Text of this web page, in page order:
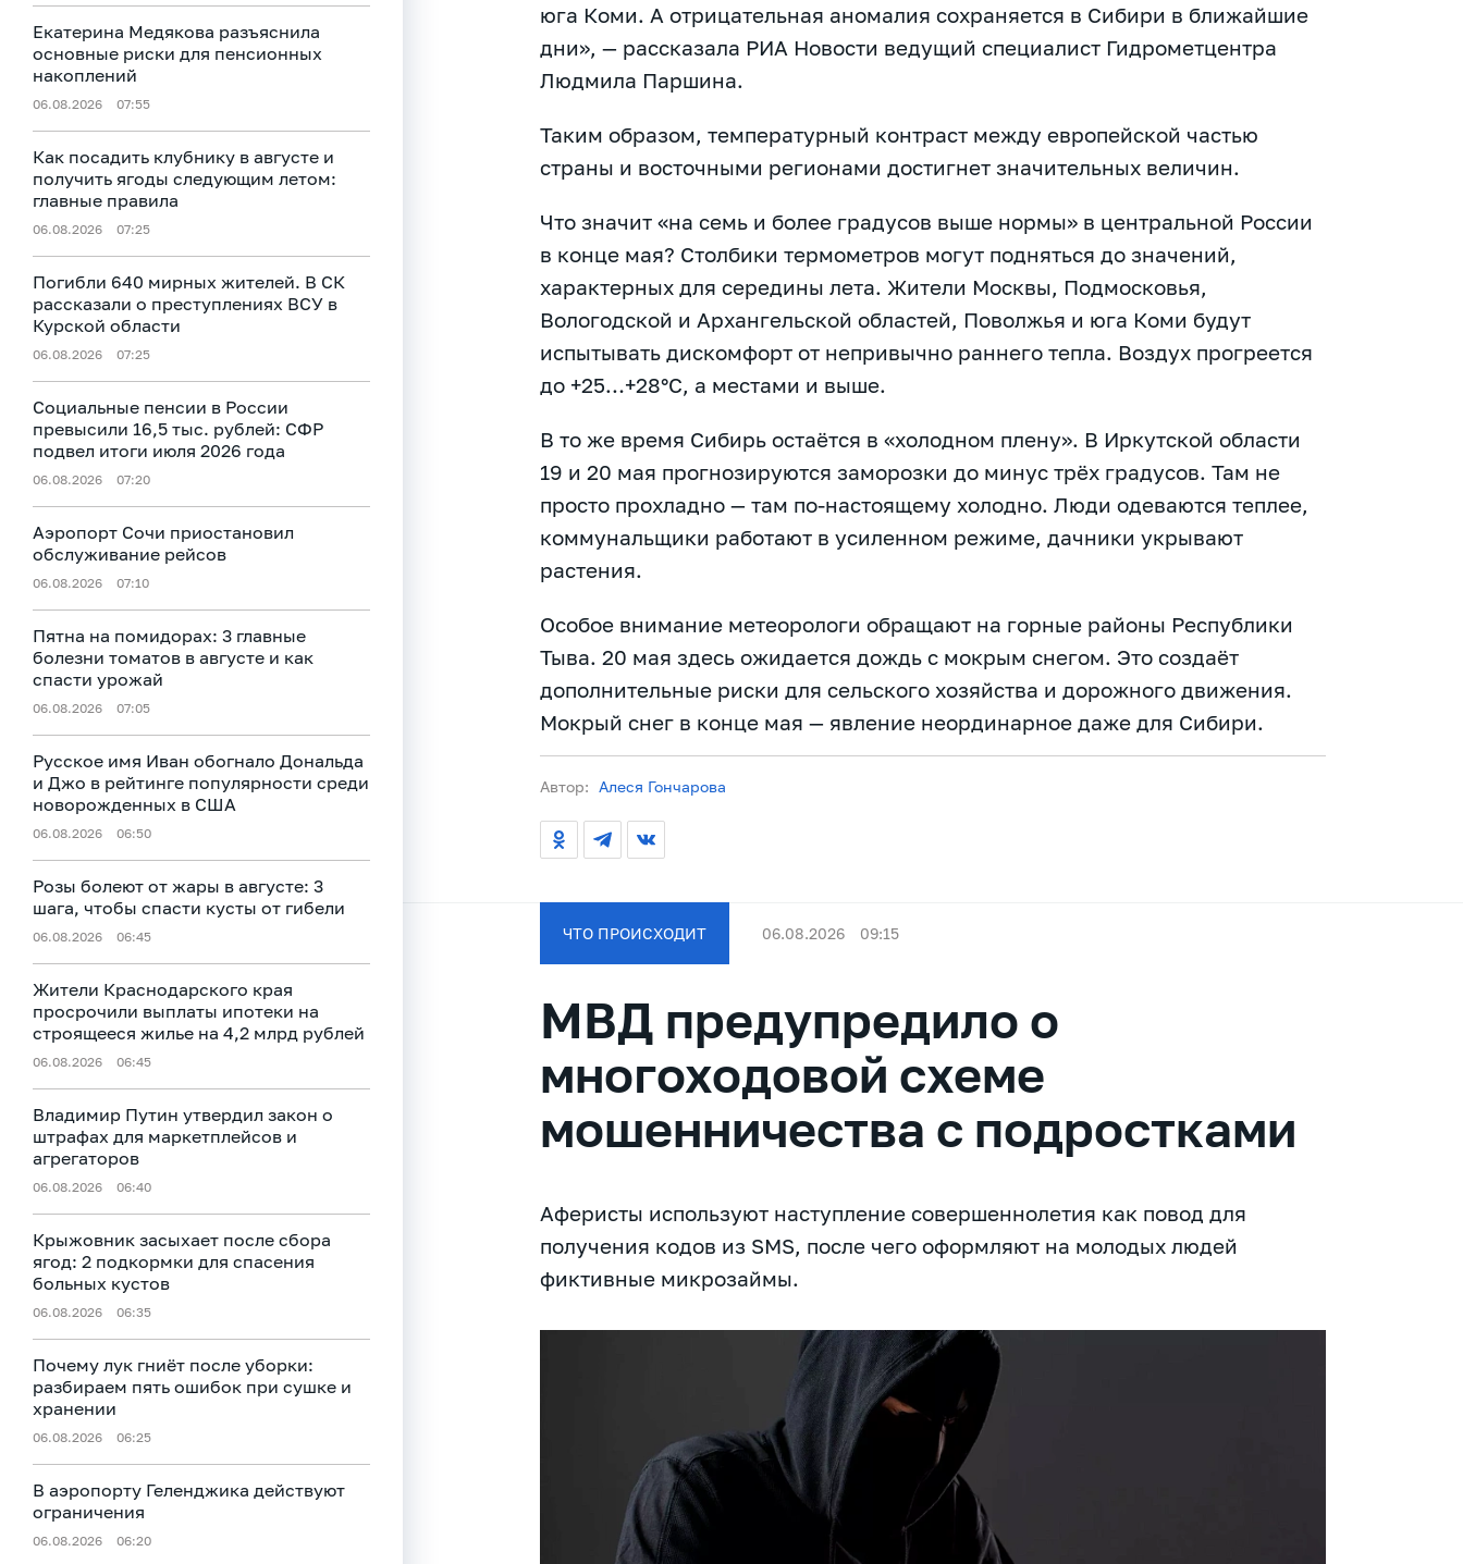
Екатерина Медякова разъяснила
основные риски для пенсионных
накоплений
06.08.2026 07:55
Как посадить клубнику в августе и
получить ягоды следующим летом:
главные правила
06.08.2026 07:25
Погибли 640 мирных жителей. В СК
рассказали о преступлениях ВСУ в
Курской области
06.08.2026 07:25
Социальные пенсии в России
превысили 16,5 тыс. рублей: СФР
подвел итоги июля 2026 года
06.08.2026 07:20
Аэропорт Сочи приостановил
обслуживание рейсов
06.08.2026 07:10
Пятна на помидорах: 3 главные
болезни томатов в августе и как
спасти урожай
06.08.2026 07:05
Русское имя Иван обогнало Дональда
и Джо в рейтинге популярности среди
новорожденных в США
06.08.2026 06:50
Розы болеют от жары в августе: 3
шага, чтобы спасти кусты от гибели
06.08.2026 06:45
Жители Краснодарского края
просрочили выплаты ипотеки на
строящееся жилье на 4,2 млрд рублей
06.08.2026 06:45
Владимир Путин утвердил закон о
штрафах для маркетплейсов и
агрегаторов
06.08.2026 06:40
Крыжовник засыхает после сбора
ягод: 2 подкормки для спасения
больных кустов
06.08.2026 06:35
Почему лук гниёт после уборки:
разбираем пять ошибок при сушке и
хранении
06.08.2026 06:25
В аэропорту Геленджика действуют
ограничения
06.08.2026 06:20
юга Коми. А отрицательная аномалия сохраняется в Сибири в ближайшие
дни», — рассказала РИА Новости ведущий специалист Гидрометцентра
Людмила Паршина.
Таким образом, температурный контраст между европейской частью
страны и восточными регионами достигнет значительных величин.
Что значит «на семь и более градусов выше нормы» в центральной России
в конце мая? Столбики термометров могут подняться до значений,
характерных для середины лета. Жители Москвы, Подмосковья,
Вологодской и Архангельской областей, Поволжья и юга Коми будут
испытывать дискомфорт от непривычно раннего тепла. Воздух прогреется
до +25…+28°С, а местами и выше.
В то же время Сибирь остаётся в «холодном плену». В Иркутской области
19 и 20 мая прогнозируются заморозки до минус трёх градусов. Там не
просто прохладно — там по-настоящему холодно. Люди одеваются теплее,
коммунальщики работают в усиленном режиме, дачники укрывают
растения.
Особое внимание метеорологи обращают на горные районы Республики
Тыва. 20 мая здесь ожидается дождь с мокрым снегом. Это создаёт
дополнительные риски для сельского хозяйства и дорожного движения.
Мокрый снег в конце мая — явление неординарное даже для Сибири.
Автор: Алеся Гончарова
ЧТО ПРОИСХОДИТ 06.08.2026 09:15
МВД предупредило о
многоходовой схеме
мошенничества с подростками
Аферисты используют наступление совершеннолетия как повод для
получения кодов из SMS, после чего оформляют на молодых людей
фиктивные микрозаймы.